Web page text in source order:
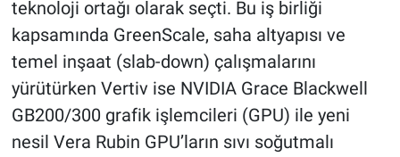
teknoloji ortağı olarak seçti. Bu iş birliği
kapsamında GreenScale, saha altyapısı ve
temel inşaat (slab-down) çalışmalarını
yürütürken Vertiv ise NVIDIA Grace Blackwell
GB200/300 grafik işlemcileri (GPU) ile yeni
nesil Vera Rubin GPU’ların sıvı soğutmalı